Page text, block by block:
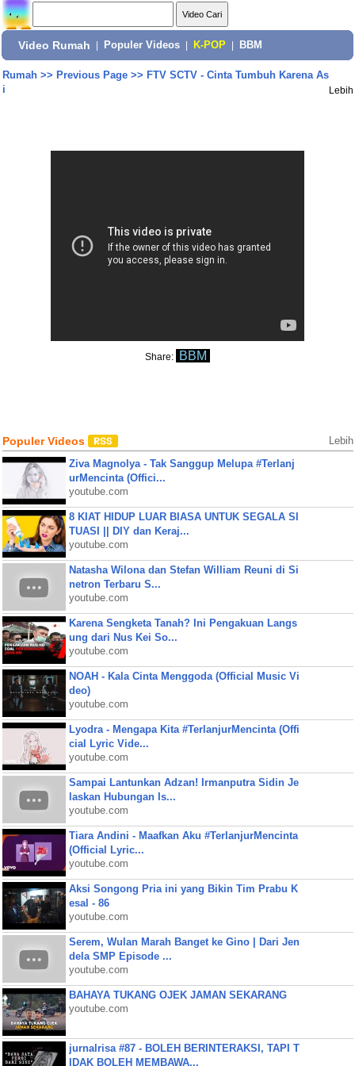
Video Rumah Populer Videos K-POP BBM
Rumah>> Previous Page>> FTV SCTV - Cinta Tumbuh Karena As
i
Lebih
Share: BBM
Populer Videos Lebih
Ziva Magnolya - Tak Sanggup Melupa #Terlanj
urMencinta (Offici...
youtube.com
8 KIAT HIDUP LUAR BIASA UNTUK SEGALA SI
TUASI || DIY dan Keraj...
youtube.com
Natasha Wilona dan Stefan William Reuni di Si
netron Terbaru S...
youtube.com
Karena Sengketa Tanah? Ini Pengakuan Langs
ung dari Nus Kei So...
youtube.com
NOAH - Kala Cinta Menggoda (Official Music Vi
deo)
youtube.com
Lyodra - Mengapa Kita #TerlanjurMencinta (Offi
cial Lyric Vide...
youtube.com
Sampai Lantunkan Adzan! Irmanputra Sidin Je
laskan Hubungan Is...
youtube.com
Tiara Andini - Maafkan Aku #TerlanjurMencinta
(Official Lyric...
youtube.com
Aksi Songong Pria ini yang Bikin Tim Prabu K
esal - 86
youtube.com
Serem, Wulan Marah Banget ke Gino | Dari Jen
dela SMP Episode ...
youtube.com
BAHAYA TUKANG OJEK JAMAN SEKARANG
youtube.com
jurnalrisa #87 - BOLEH BERINTERAKSI, TAPI T
IDAK BOLEH MEMBAWA...